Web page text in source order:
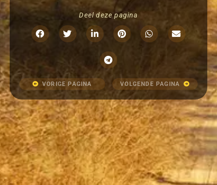
Deel deze pagina
VORIGE PAGINA VOLGENDE PAGINA